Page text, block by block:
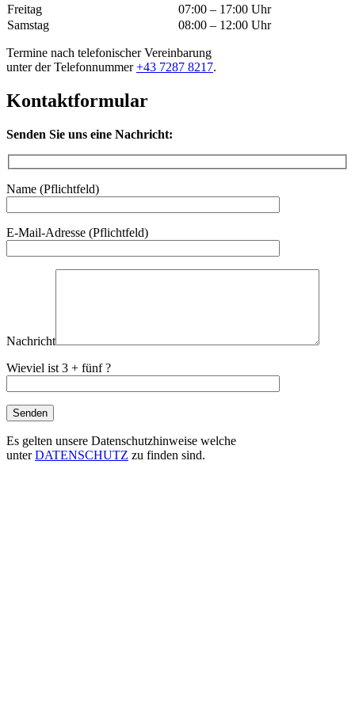
Freitag
07:00 – 17:00 Uhr
Samstag
08:00 – 12:00 Uhr
Termine nach telefonischer Vereinbarung
unter der Telefonnummer+43 7287 8217.
Kontaktformular
Senden Sie uns eine Nachricht:
Name (Pflichtfeld)
Bitte lasse dieses Feld leer.
E-Mail-Adresse (Pflichtfeld)
Nachricht
Wieviel ist 3 + fünf ?
Es gelten unsere Datenschutzhinweise welche
unterDATENSCHUTZ zu finden sind.